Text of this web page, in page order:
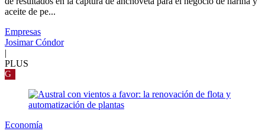
aceite de pe...
Empresas
Josimar Cóndor
|
PLUS
G
Economía